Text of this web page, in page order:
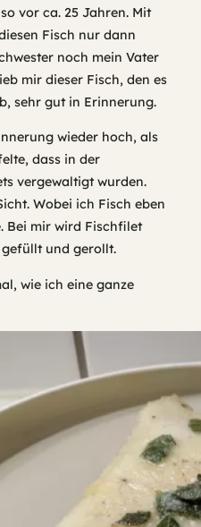
vor ca. 25 Jahren. Mit
Fisch nur dann
noch mein Vater
mir dieser Fisch, den es
sehr gut in Erinnerung.
wieder hoch, als
dass in der
vergewaltigt wurden.
Wobei ich Fisch eben
Bei mir wird Fischfilet
und gerollt.
wie ich eine ganze